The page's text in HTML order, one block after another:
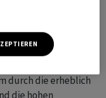
Im
sind
In der zweiten
durch die erheblich
die hohen